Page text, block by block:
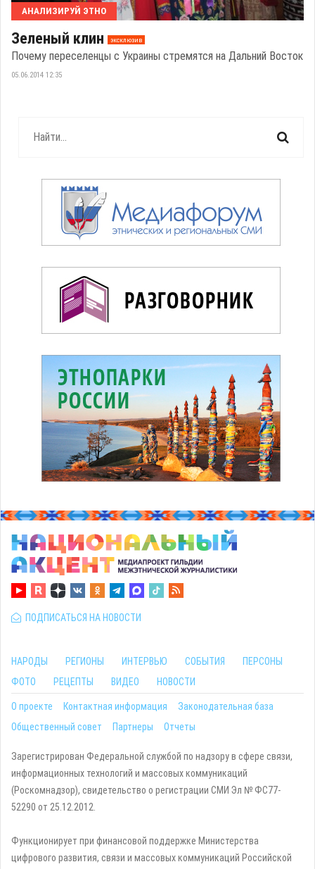
АНАЛИЗИРУЙ ЭТНО
Зеленый клин эксклюзив
Почему переселенцы с Украины стремятся на Дальний Восток
05.06.2014 12:35
ПОДПИСАТЬСЯ НА НОВОСТИ
НАРОДЫ РЕГИОНЫ ИНТЕРВЬЮ СОБЫТИЯ
ПЕРСОНЫ
ФОТО
РЕЦЕПТЫ ВИДЕО НОВОСТИ
О проекте Контактная информация
Законодательная база
Общественный совет
Партнеры Отчеты
Зарегистрирован Федеральной службой по надзору в сфере связи,
информационных технологий и массовых коммуникаций
(Роскомнадзор), свидетельство о регистрации СМИ Эл № ФС77-
52290 от 25.12.2012.
Функционирует при финансовой поддержке Министерства
цифрового развития, связи и массовых коммуникаций Российской